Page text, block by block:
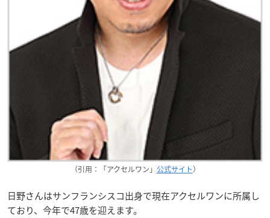
（引用：「アクセルワン」 公式サイト）
日野さんはサンフランシスコ出身で現在アクセルワンに所属し
ており、今年で47歳を迎えます。